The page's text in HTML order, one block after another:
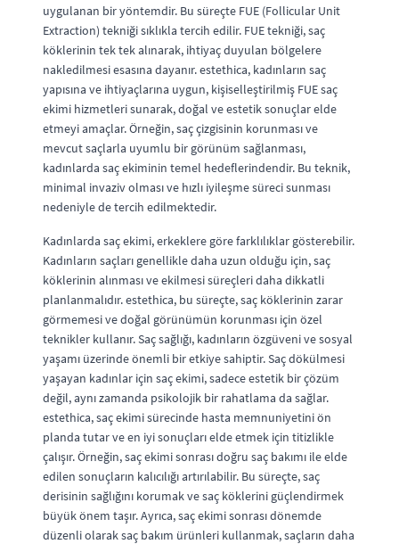
uygulanan bir yöntemdir. Bu süreçte FUE (Follicular Unit
Extraction) tekniği sıklıkla tercih edilir. FUE tekniği, saç
köklerinin tek tek alınarak, ihtiyaç duyulan bölgelere
nakledilmesi esasına dayanır. estethica, kadınların saç
yapısına ve ihtiyaçlarına uygun, kişiselleştirilmiş FUE saç
ekimi hizmetleri sunarak, doğal ve estetik sonuçlar elde
etmeyi amaçlar. Örneğin, saç çizgisinin korunması ve
mevcut saçlarla uyumlu bir görünüm sağlanması,
kadınlarda saç ekiminin temel hedeflerindendir. Bu teknik,
minimal invaziv olması ve hızlı iyileşme süreci sunması
nedeniyle de tercih edilmektedir.
Kadınlarda saç ekimi, erkeklere göre farklılıklar gösterebilir.
Kadınların saçları genellikle daha uzun olduğu için, saç
köklerinin alınması ve ekilmesi süreçleri daha dikkatli
planlanmalıdır. estethica, bu süreçte, saç köklerinin zarar
görmemesi ve doğal görünümün korunması için özel
teknikler kullanır. Saç sağlığı, kadınların özgüveni ve sosyal
yaşamı üzerinde önemli bir etkiye sahiptir. Saç dökülmesi
yaşayan kadınlar için saç ekimi, sadece estetik bir çözüm
değil, aynı zamanda psikolojik bir rahatlama da sağlar.
estethica, saç ekimi sürecinde hasta memnuniyetini ön
planda tutar ve en iyi sonuçları elde etmek için titizlikle
çalışır. Örneğin, saç ekimi sonrası doğru saç bakımı ile elde
edilen sonuçların kalıcılığı artırılabilir. Bu süreçte, saç
derisinin sağlığını korumak ve saç köklerini güçlendirmek
büyük önem taşır. Ayrıca, saç ekimi sonrası dönemde
düzenli olarak saç bakım ürünleri kullanmak, saçların daha